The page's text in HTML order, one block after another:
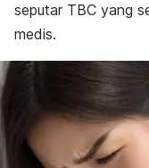
seputar TBC yang
medis.